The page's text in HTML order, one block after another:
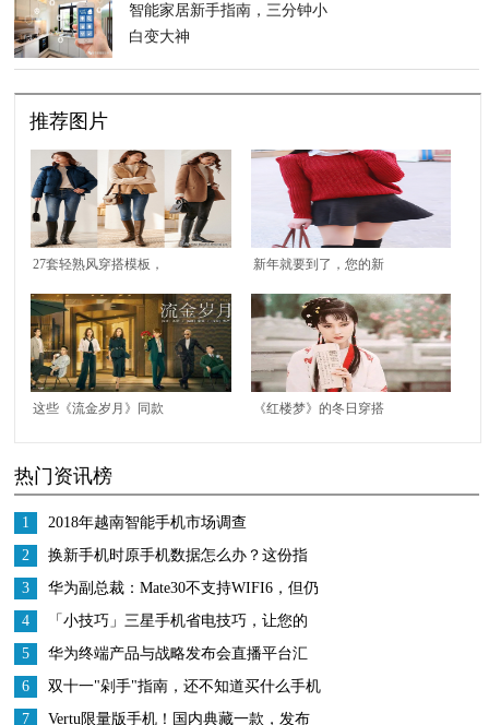
智能家居新手指南，三分钟小
白变大神
推荐图片
27套轻熟风穿搭模板，
基础款也能简约不单
调，冬末初春就这样穿
新年就要到了，您的新
年服饰准备好了吗？
这些《流金岁月》同款
了
《红楼梦》的冬日穿搭
热门资讯榜
1
2018年越南智能手机市场调查
2
换新手机时原手机数据怎么办？这份指
南收好
3
华为副总裁：Mate30不支持WIFI6，但仍
然是市面上WiFi最强的手机
4
「小技巧」三星手机省电技巧，让您的
续航更加持久
5
华为终端产品与战略发布会直播平台汇
总看劲爆新品
6
双十一"剁手"指南，还不知道买什么手机
7 Vertu限量版手机！国内典藏一款，发布